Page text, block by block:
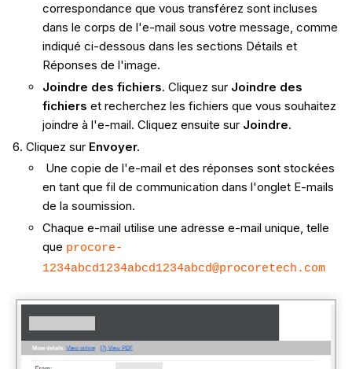
correspondance que vous transférez sont incluses
dans le corps de l'e-mail sous votre message, comme
indiqué ci-dessous dans les sections Détails et
Réponses de l'image.
Joindre des fichiers. Cliquez sur Joindre des
fichiers et recherchez les fichiers que vous souhaitez
joindre à l'e-mail. Cliquez ensuite sur Joindre.
Cliquez sur Envoyer.
Une copie de l'e-mail et des réponses sont stockées
en tant que fil de communication dans l'onglet E-mails
de la soumission.
Chaque e-mail utilise une adresse e-mail unique, telle
que procore-
1234abcd1234abcd1234abcd@procoretech.com